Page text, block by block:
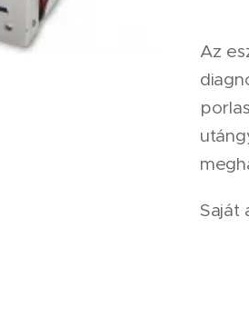
Az
Saját